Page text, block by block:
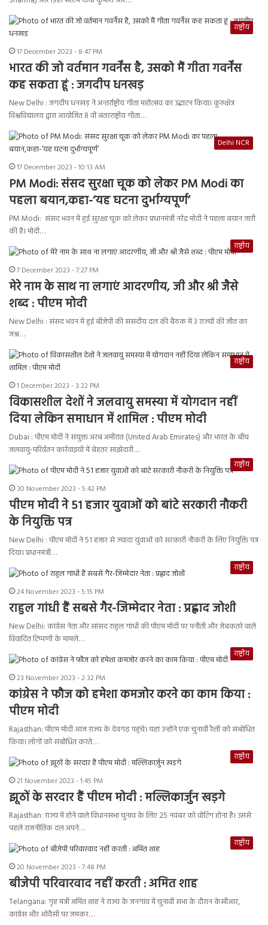
राष्ट्रीय
17 December 2023 - 8:47 PM
भारत की जो वर्तमान गवर्नेंस है, उसको मैं गीता गवर्नेंस
कह सकता हूं : जगदीप धनखड़
New Delhi : जगदीप धनखड़ ने अन्तर्राष्ट्रीय गीता महोत्सव का उद्घाटन किया। कुरुक्षेत्र
विश्वविद्यालय द्वारा आयोजित 8 वीं अंतरराष्ट्रीय गीता…
Delhi NCR
17 December 2023 - 10:13 AM
PM Modi: संसद सुरक्षा चूक को लेकर PM Modi का
पहला बयान,कहा-‘यह घटना दुर्भाग्यपूर्ण’
PM Modi: संसद भवन में हुई सुरक्षा चूक को लेकर प्रधानमंत्री नरेंद्र मोदी ने पहला बयान जारी
की है। मोदी…
राष्ट्रीय
7 December 2023 - 7:27 PM
मेरे नाम के साथ ना लगाएं आदरणीय, जी और श्री जैसे
शब्द : पीएम मोदी
New Delhi : संसद भवन में हुई बीजेपी की संसदीय दल की बैठक में 3 राज्यों की जीत का
जश्न…
राष्ट्रीय
1 December 2023 - 3:22 PM
विकासशील देशों ने जलवायु समस्या में योगदान नहीं
दिया लेकिन समाधान में शामिल : पीएम मोदी
Dubai : पीएम मोदी ने संयुक्त अरब अमीरात (United Arab Emirates) और भारत के बीच
जलवायु-परिर्वतन कार्रवाइयों में बेहतर साझेदारी…
राष्ट्रीय
30 November 2023 - 5:42 PM
पीएम मोदी ने 51 हजार युवाओं को बांटे सरकारी नौकरी
के नियुक्ति पत्र
New Delhi : पीएम मोदी ने 51 हजार से ज्यादा युवाओं को सरकारी नौकरी के लिए नियुक्ति पत्र
दिया। प्रधानमंत्री…
राष्ट्रीय
24 November 2023 - 5:15 PM
राहुल गांधी हैं सबसे गैर-जिम्मेदार नेता : प्रह्लाद जोशी
New Delhi: कांग्रेस नेता और सांसद राहुल गांधी की पीएम मोदी पर पनौती और जेबकतरे वाले
विवादित टिप्‍पणी के मामले…
राष्ट्रीय
23 November 2023 - 2:32 PM
कांग्रेस ने फौज को हमेशा कमजोर करने का काम किया :
पीएम मोदी
Rajasthan: पीएम मोदी आज राज्य के देवगढ़ पहुंचे। यहां उन्होंने एक चुनावी रैली को संबोधित
किया। लोगों को संबोधित करते…
राष्ट्रीय
21 November 2023 - 1:45 PM
झूठों के सरदार हैं पीएम मोदी : मल्लिकार्जुन खड़गे
Rajasthan: राज्य में होने वाले विधानसभा चुनाव के लिए 25 नवंबर को वोटिंग होना है। उससे
पहले राजनीतिक दल अपने…
राष्ट्रीय
20 November 2023 - 7:48 PM
बीजेपी परिवारवाद नहीं करती : अमित शाह
Telangana: गृह मंत्री अमित शाह ने राज्य के जनगांव में चुनावी सभा के दौरान केसीआर,
कांग्रेस और ओवैसी पर जमकर…